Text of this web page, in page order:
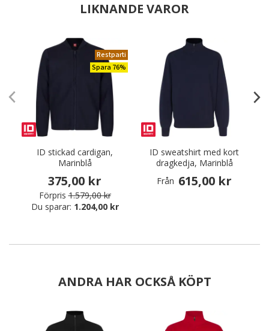
LIKNANDE VAROR
Restparti
Spara 76%
ID stickad cardigan,
Marinblå
375,00 kr
Förpris 1.579,00 kr
Du sparar: 1.204,00 kr
ID sweatshirt med kort
dragkedja, Marinblå
Från 615,00 kr
ANDRA HAR OCKSÅ KÖPT